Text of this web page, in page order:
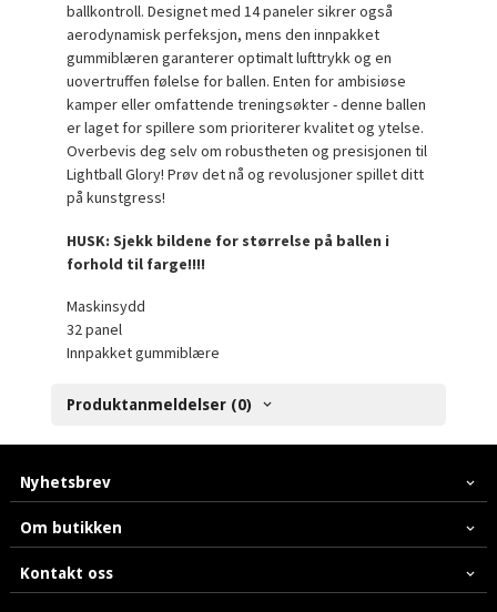
ballkontroll. Designet med 14 paneler sikrer også
aerodynamisk perfeksjon, mens den innpakket
gummiblæren garanterer optimalt lufttrykk og en
uovertruffen følelse for ballen. Enten for ambisiøse
kamper eller omfattende treningsøkter - denne ballen
er laget for spillere som prioriterer kvalitet og ytelse.
Overbevis deg selv om robustheten og presisjonen til
Lightball Glory! Prøv det nå og revolusjoner spillet ditt
på kunstgress!
HUSK: Sjekk bildene for størrelse på ballen i
forhold til farge!!!!
Maskinsydd
32 panel
Innpakket gummiblære
Produktanmeldelser (0)
Nyhetsbrev
Om butikken
Kontakt oss